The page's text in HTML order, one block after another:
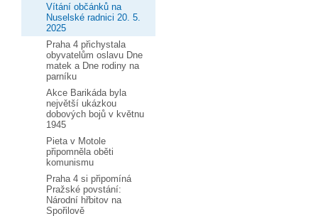
Vítání občánků na
Nuselské radnici 20. 5.
2025
Praha 4 přichystala
obyvatelům oslavu Dne
matek a Dne rodiny na
parníku
Akce Barikáda byla
největší ukázkou
dobových bojů v květnu
1945
Pieta v Motole
připomněla oběti
komunismu
Praha 4 si připomíná
Pražské povstání:
Národní hřbitov na
Spořilově